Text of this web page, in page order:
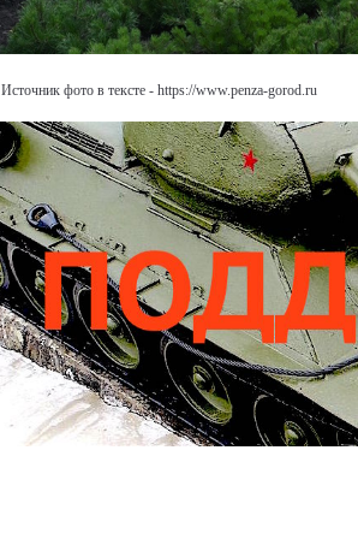
Источник фото в тексте - https://www.penza-gorod.ru